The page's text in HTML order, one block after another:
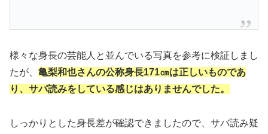
様々な身長の芸能人と並んでいる写真を参考に検証しまし
たが、 亀梨和也さんの公称身長171㎝は正しいものであ
り、サバ読みをしている感じはありませんでした。
しっかりとした身長差が確認できましたので、サバ読み疑